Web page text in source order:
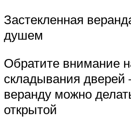
Застекленная
душем
Обратите внимание
складывания дверей
веранду можно
открытой